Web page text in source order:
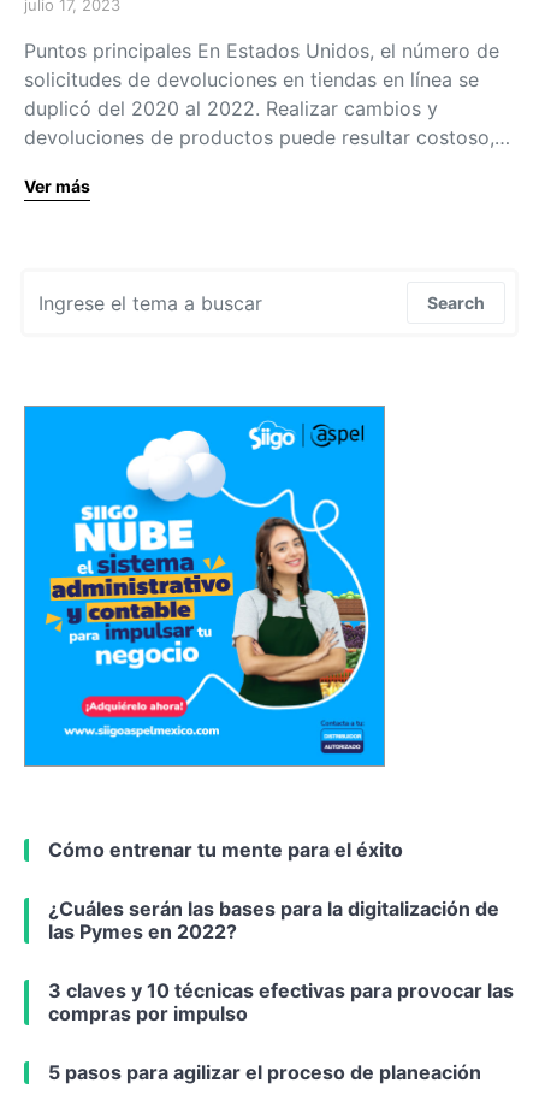
julio 17, 2023
Puntos principales En Estados Unidos, el número de
solicitudes de devoluciones en tiendas en línea se
duplicó del 2020 al 2022. Realizar cambios y
devoluciones de productos puede resultar costoso,…
Ver más
Search
Cómo entrenar tu mente para el éxito
¿Cuáles serán las bases para la digitalización de
las Pymes en 2022?
3 claves y 10 técnicas efectivas para provocar las
compras por impulso
5 pasos para agilizar el proceso de planeación